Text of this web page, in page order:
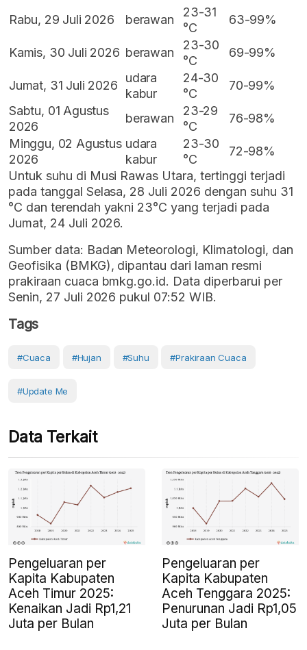
Rabu, 29 Juli 2026
berawan
23-31
°C
63-99%
Kamis, 30 Juli 2026 berawan
23-30
°C
69-99%
Jumat, 31 Juli 2026
udara
kabur
24-30
°C
70-99%
Sabtu, 01 Agustus
2026
berawan
23-29
°C
76-98%
Minggu, 02 Agustus
2026
udara
kabur
23-30
°C
72-98%
Untuk suhu di Musi Rawas Utara, tertinggi terjadi
pada tanggal Selasa, 28 Juli 2026 dengan suhu 31
°C dan terendah yakni 23°C yang terjadi pada
Jumat, 24 Juli 2026.
Sumber data: Badan Meteorologi, Klimatologi, dan
Geofisika (BMKG), dipantau dari laman resmi
prakiraan cuaca bmkg.go.id. Data diperbarui per
Senin, 27 Juli 2026 pukul 07:52 WIB.
Tags
#cuaca #Hujan #Suhu #prakiraan Cuaca
#Update Me
Data Terkait
Pengeluaran per
Kapita Kabupaten
Aceh Timur 2025:
Kenaikan Jadi Rp1,21
Juta per Bulan
Pengeluaran per
Kapita Kabupaten
Aceh Tenggara 2025:
Penurunan Jadi Rp1,05
Juta per Bulan